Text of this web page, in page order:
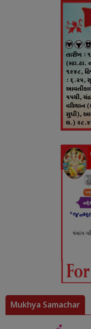
Mukhya Samachar